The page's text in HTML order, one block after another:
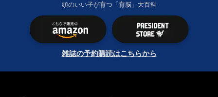
頭のいい子が育つ「育脳」大百科
雑誌の予約購読はこちらから